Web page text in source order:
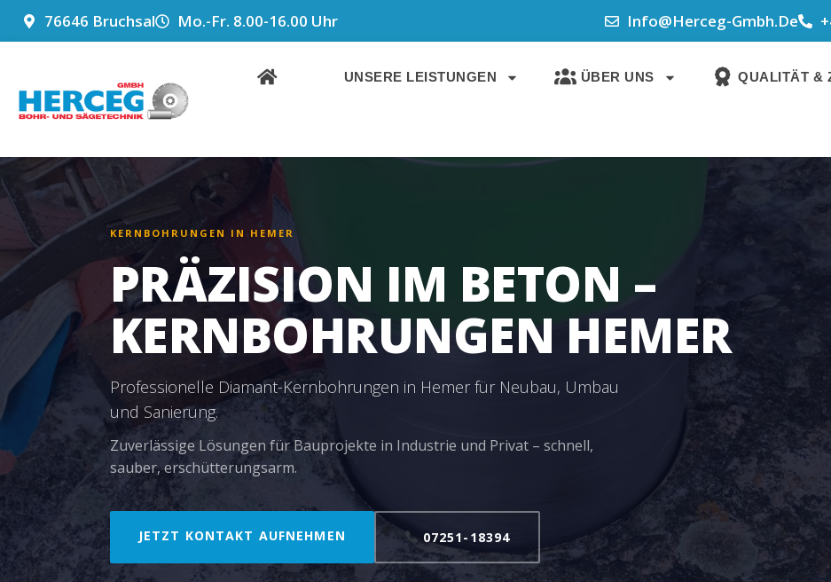
ZUM
INHALT
76646 Bruchsal Mo.-Fr. 8.00-16.00 Uhr Info@herceg-Gmbh.de
UNSERE LEISTUNGEN ÜBER UNS QUALITÄT &
KERNBOHRUNGEN IN HEMER
PRÄZISION IM BETON –
KERNBOHRUNGEN HEMER
Professionelle Diamant-Kernbohrungen in Hemer für Neubau, Umbau
und Sanierung.
Zuverlässige Lösungen für Bauprojekte in Industrie und Privat – schnell,
sauber, erschütterungsarm.
JETZT KONTAKT AUFNEHMEN 07251-18394